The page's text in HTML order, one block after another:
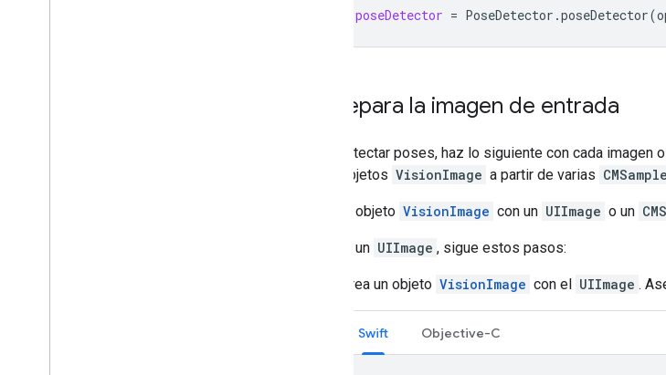
poseDetector = PoseDetector .poseDetector(
Prepara la imagen de entrada
Para detectar poses, haz lo siguiente con cada
crear objetos VisionImage a partir de varias
Crea un objeto VisionImage con un UIImage o un
Si usas un UIImage , sigue estos pasos:
Crea un objeto VisionImage con el UIImage .
Swift Objective-C